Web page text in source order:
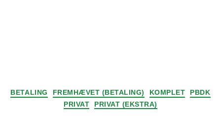
Kategorier
BETALING FREMHÆVET (BETALING) KOMPLET
PBDK
PRIVAT
PRIVAT (EKSTRA)